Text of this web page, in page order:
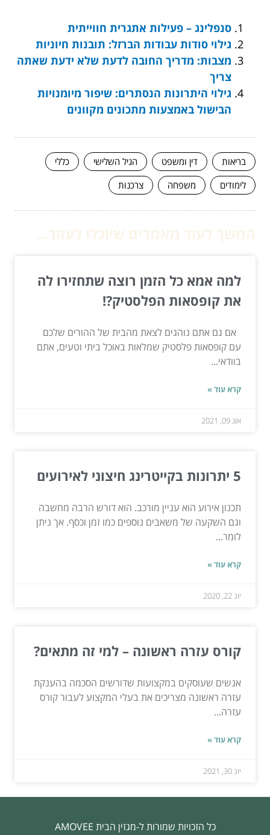
סנפלינג – פעילות אתגרית חווייתית
גילוי סודות עבודות הברזל: תובנות חיוניות
מצבות: מדריך החובה לדעת שלא ידעת שאתה
צריך
גילוי היתרונות הנסתרים: שיפור מיומנויות
הבישול באמצעות מתכונים מקוונים
בריאות דין ומשפט הגיל השלישי
כללי
לימודים
משפחה צרכנות
למה אמא כל הזמן רוצה שתחזירו לה
את קופסאות הפלסטיק?!
אם גם אתם נוהגים לצאת מהבית של ההורים שלכם
עם קופסאות פלסטיק שמלאות באוכל ביתי וטעים, אתם
בוודאי...
קרא עוד »
אוג 09, 2021
5 יתרונות בקייטרינג חיצוני לאירועים
תכנון אירוע הוא עניין מורכב. הוא דורש הרבה מחשבה
וגם השקעה של משאבים נוספים כמו זמן וכסף. אך ניתן
לומר...
קרא עוד »
יונ 22, 2020
קורס עזרה ראשונה – למי זה מתאים?
אנשים שעוסקים במקצועות שדורשים הסכמה בהענקת
עזרה ראשונה מצריכים את בעלי המקצוע לעבור קורס
עזרה...
קרא עוד »
יונ 30, 2021
כל הזכויות שמורות ל-מגזין הבית AMOVEE